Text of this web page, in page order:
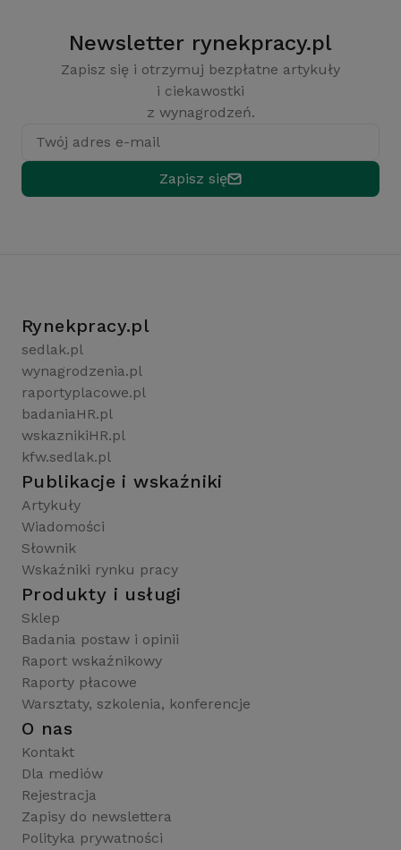
Newsletter rynekpracy.pl
Zapisz się i otrzymuj bezpłatne artykuły
i ciekawostki
z wynagrodzeń.
Twój adres e-mail
Zapisz się
Rynekpracy.pl
sedlak.pl
wynagrodzenia.pl
raportyplacowe.pl
badaniaHR.pl
wskaznikiHR.pl
kfw.sedlak.pl
Publikacje i wskaźniki
Artykuły
Wiadomości
Słownik
Wskaźniki rynku pracy
Produkty i usługi
Sklep
Badania postaw i opinii
Raport wskaźnikowy
Raporty płacowe
Warsztaty, szkolenia, konferencje
O nas
Kontakt
Dla mediów
Rejestracja
Zapisy do newslettera
Polityka prywatności